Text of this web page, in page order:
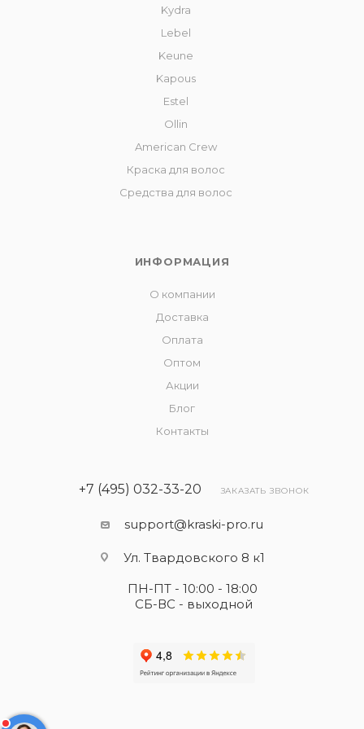
Kydra
Lebel
Keune
Kapous
Estel
Ollin
American Crew
Краска для волос
Средства для волос
ИНФОРМАЦИЯ
О компании
Доставка
Оплата
Оптом
Акции
Блог
Контакты
+7 (495) 032-33-20 ЗАКАЗАТЬ ЗВОНОК
support@kraski-pro.ru
Ул. Твардовского 8 к1
ПН-ПТ - 10:00 - 18:00
СБ-ВС - выходной